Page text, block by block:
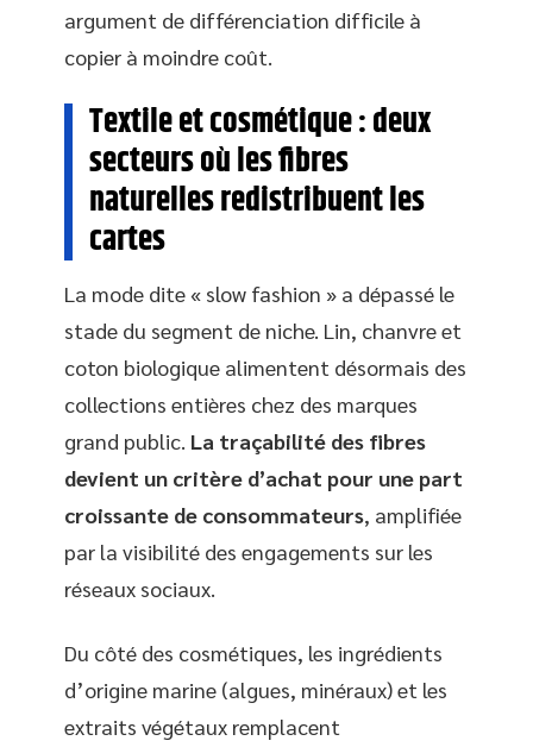
argument de différenciation difficile à
copier à moindre coût.
Textile et cosmétique : deux
secteurs où les fibres
naturelles redistribuent les
cartes
La mode dite « slow fashion » a dépassé le
stade du segment de niche. Lin, chanvre et
coton biologique alimentent désormais des
collections entières chez des marques
grand public. La traçabilité des fibres
devient un critère d’achat pour une part
croissante de consommateurs, amplifiée
par la visibilité des engagements sur les
réseaux sociaux.
Du côté des cosmétiques, les ingrédients
d’origine marine (algues, minéraux) et les
extraits végétaux remplacent